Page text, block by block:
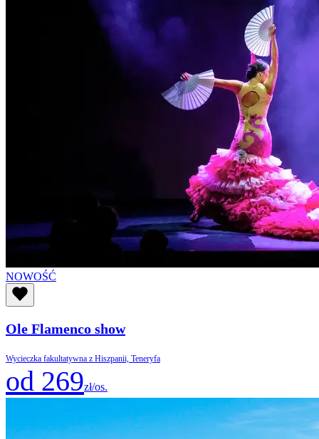
NOWOŚĆ
Ole Flamenco show
Wycieczka fakultatywna z Hiszpanii, Teneryfa
od 269zł/os.